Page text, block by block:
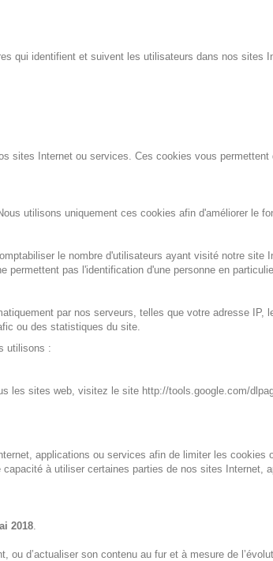
qui identifient et suivent les utilisateurs dans nos
sites Internet ou services. Ces cookies vous
utilisons uniquement ces cookies afin d'améliorer le
le nombre d'utilisateurs ayant visité notre
pas l'identification d'une personne en
par nos serveurs, telles que votre adresse
ou des statistiques du site.
utilisons :
les sites web, visitez le site http://tools.google.com/
applications ou services afin de limiter les
à utiliser certaines parties de nos sites Internet,
2018.
d’actualiser son contenu au fur et à mesure de